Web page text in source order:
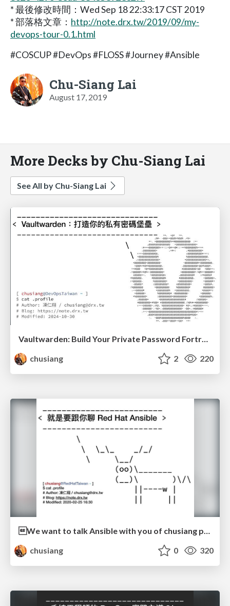
* 最後修改時間：Wed Sep 18 22:33:17 CST 2019
* 部落格文章： http://note.drx.tw/2019/09/my-
devops-tour-0.1.html
#COSCUP #DevOps #FLOSS #Journey #Ansible
Chu-Siang Lai
August 17, 2019
More Decks by Chu-Siang Lai
See All by Chu-Siang Lai
Vaultwarden: Build Your Private Password Fortress
chusiang
2 220
chusiang
0 320